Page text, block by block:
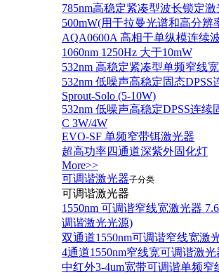
785nm高稳定紧凑型波长锁定激
500mW(用于拉曼光谱和高分辨
AQA0600A 高相干单纵模连续
1060nm 1250Hz 大于10mW
532nm 高稳定紧凑型单频窄线
532nm 低噪声高稳定固态DPSS
Sprout‐Solo (5-10W)
532nm 低噪声高稳定DPSS连续
C 3W/4W
EVO-SF 单频窄带铒激光器
超高功率四通道深紫外固化灯
More>>
可调谐激光器子分类
可调谐激光器
1550nm 可调谐窄线宽激光器
调谐激光光源)
双通道1550nm可调谐窄线宽激
4通道1550nm窄线宽可调谐激光
中红外3-4um宽带可调谐单频窄